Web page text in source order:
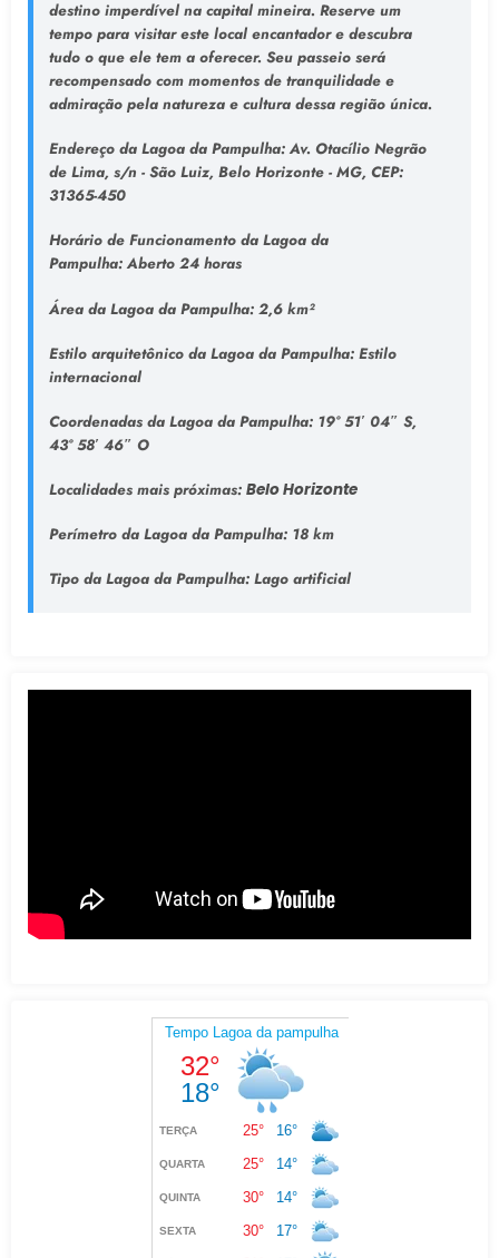
destino imperdível na capital mineira. Reserve um
tempo para visitar este local encantador e descubra
tudo o que ele tem a oferecer. Seu passeio será
recompensado com momentos de tranquilidade e
admiração pela natureza e cultura dessa região única.
Endereço da Lagoa da Pampulha: Av. Otacílio Negrão
de Lima, s/n - São Luiz, Belo Horizonte - MG, CEP:
31365-450
Horário de Funcionamento da Lagoa da
Pampulha:Aberto 24 horas
Área da Lagoa da Pampulha:2,6 km²
Estilo arquitetônico da Lagoa da Pampulha:Estilo
internacional
Coordenadas da Lagoa da Pampulha:19° 51′ 04″ S,
43° 58′ 46″ O
Localidades mais próximas: Belo Horizonte
Perímetro da Lagoa da Pampulha:18 km
Tipo da Lagoa da Pampulha: Lago artificial